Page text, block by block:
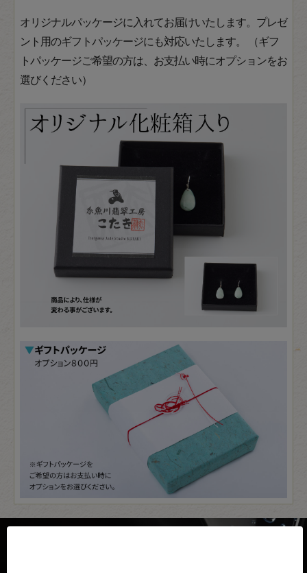
オリジナルパッケージに入れてお届けいたします。プレゼ
ント用のギフトパッケージにも対応いたします。 （ギフ
トパッケージご希望の方は、お支払い時にオプションをお
選びください）